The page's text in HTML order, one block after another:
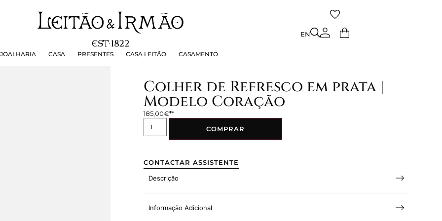
JOALHARIA CASA PRESENTES CASA LEITÃO CASAMENTO
EN
PRESENTES CASA LEITÃO
Colher de Refresco em prata |
Modelo Coração
185,00€
COMPRAR
CONTACTAR ASSISTENTE
Descrição
Informação Adicional